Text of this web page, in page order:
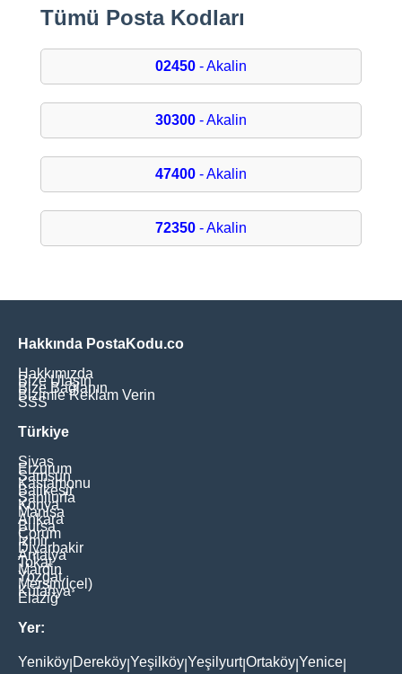
Tümü Posta Kodları
02450- Akalin
30300- Akalin
47400- Akalin
72350- Akalin
Hakkında PostaKodu.co
Hakkımızda
Bize Ulaşın
Bize Bağlanın
Bizimle Reklam Verin
SSS
Türkiye
Sivas
Erzurum
Samsun
Kastamonu
Balikesir
Şanliurfa
Konya
Manisa
Ankara
Bursa
Çorum
İzmir
Diyarbakir
Antalya
Tokat
Mardin
Yozgat
Mersin(İçel)
Kütahya
Elaziğ
Yer:
Yeniköy Dereköy Yeşilköy Yeşilyurt|Ortaköy Yenice